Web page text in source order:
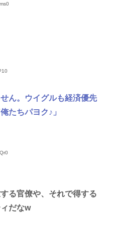
ん。ウイグルも経済優先
たちパヨク♪」
る官僚や、それで得する
だなw